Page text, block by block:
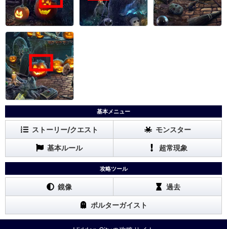
基本メニュー
ストーリー/クエスト モンスター
基本ルール 超常現象
攻略ツール
鏡像 過去
ポルターガイスト